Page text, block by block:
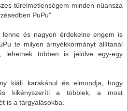
türelmetlenségem minden nüansza
PuPu"
lenne és nagyon érdekelne engem is
te milyen árnyékkormányt állítanál
lehetnek többen is jelölve egy-egy
kiáll karakánul és elmondja, hogy
kikényszeríti a többiek, a most
is a tárgyalásokba.